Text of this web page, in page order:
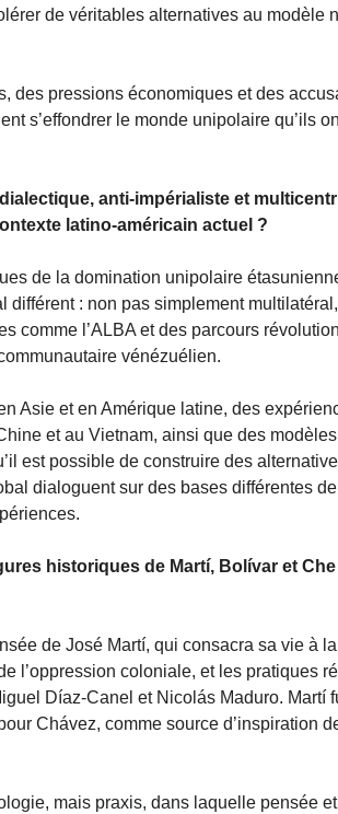
de véritables alternatives au modèle
des pressions économiques et des
s’effondrer le monde unipolaire qu’ils
anti-impérialiste et
latino-américain actuel ?
de la domination unipolaire
différent : non pas simplement
comme l’ALBA et des parcours
vénézuélien.
Asie et en Amérique latine, des
et au Vietnam, ainsi que des
est possible de construire des
dialoguent sur des bases différentes
historiques de Martí, Bolívar et
de José Martí, qui consacra sa vie à
l’oppression coloniale, et les pratiques
Díaz-Canel et Nicolás Maduro. Martí
Chávez, comme source d’inspiration
mais praxis, dans laquelle pensée